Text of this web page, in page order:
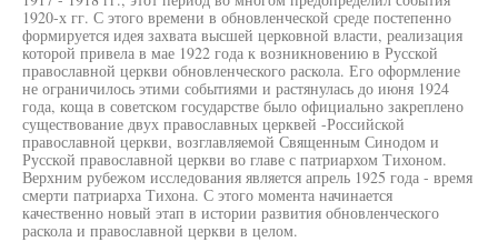
1920-х гг. С этого времени в обновленческой среде постепенно
формируется идея захвата высшей церковной власти, реализация
которой привела в мае 1922 года к возникновению в Русской
православной церкви обновленческого раскола. Его оформление
не ограничилось этими событиями и растянулась до июня 1924
года, коща в советском государстве было официально закреплено
существование двух православных церквей -Российской
православной церкви, возглавляемой Священным Синодом и
Русской православной церкви во главе с патриархом Тихоном.
Верхним рубежом исследования является апрель 1925 года - время
смерти патриарха Тихона. С этого момента начинается
качественно новый этап в истории развития обновленческого
раскола и православной церкви в целом.